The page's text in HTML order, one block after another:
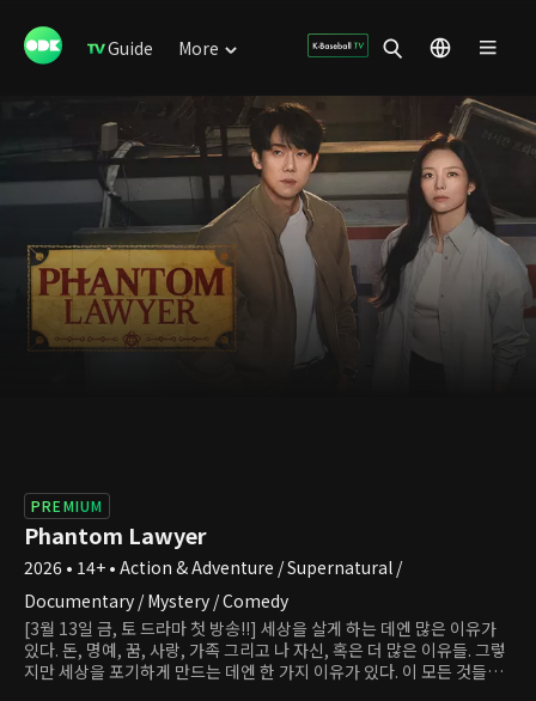
Guide More
PREMIUM
Phantom Lawyer
2026 • 14+ • Action & Adventure / Supernatural /
Documentary / Mystery / Comedy
[3월 13일 금, 토 드라마 첫 방송!!] 세상을 살게 하는 데엔 많은 이유가
있다. 돈, 명예, 꿈, 사랑, 가족 그리고 나 자신, 혹은 더 많은 이유들. 그렇
지만 세상을 포기하게 만드는 데엔 한 가지 이유가 있다. 이 모든 것들을